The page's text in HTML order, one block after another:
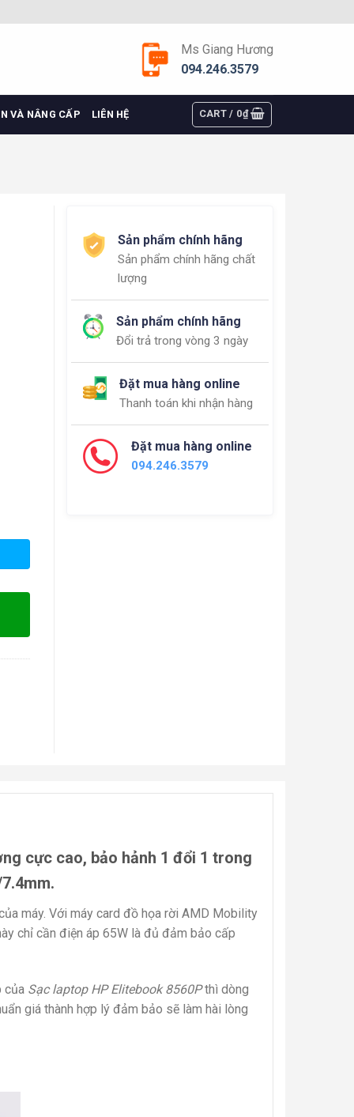
Ms Giang Hương
094.246.3579
VÀ NÂNG CẤP LIÊN HỆ CART / 0₫
Sản phẩm chính hãng
Sản phẩm chính hãng chất
lượng
Sản phẩm chính hãng
Đổi trả trong vòng 3 ngày
Đặt mua hàng online
Thanh toán khi nhận hàng
Đặt mua hàng online
094.246.3579
cực cao, bảo hảnh 1 đổi 1 trong
máy. Với máy card đồ họa rời AMD Mobility
chỉ cần điện áp 65W là đủ đảm bảo cấp
của Sạc laptop HP Elitebook 8560Pthì dòng
giá thành hợp lý đảm bảo sẽ làm hài lòng